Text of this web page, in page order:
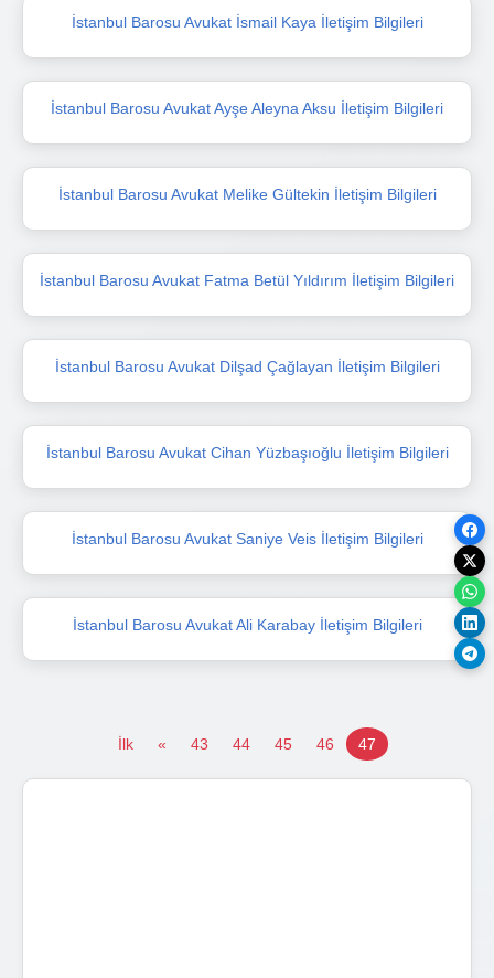
İstanbul Barosu Avukat İsmail Kaya İletişim Bilgileri
İstanbul Barosu Avukat Ayşe Aleyna Aksu İletişim Bilgileri
İstanbul Barosu Avukat Melike Gültekin İletişim Bilgileri
İstanbul Barosu Avukat Fatma Betül Yıldırım İletişim Bilgileri
İstanbul Barosu Avukat Dilşad Çağlayan İletişim Bilgileri
İstanbul Barosu Avukat Cihan Yüzbaşıoğlu İletişim Bilgileri
İstanbul Barosu Avukat Saniye Veis İletişim Bilgileri
İstanbul Barosu Avukat Ali Karabay İletişim Bilgileri
İlk « 43 44 45 46 47